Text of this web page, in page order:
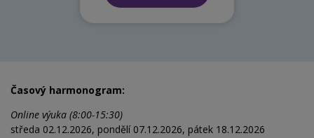
Časový harmonogram:
Online výuka (8:00-15:30)
středa 02.12.2026, pondělí 07.12.2026, pátek 18.12.2026